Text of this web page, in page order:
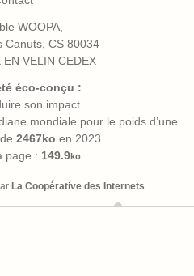
WOOPA,
Canuts, CS 80034
VELIN CEDEX
éco-conçu :
son impact.
mondiale pour le poids d’une
2467ko en 2023.
page : 149.9ko
La Coopérative des Internets